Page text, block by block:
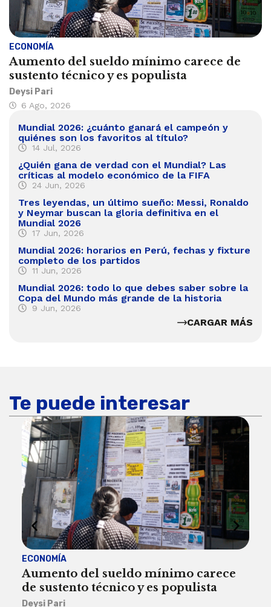
ECONOMÍA
Aumento del sueldo mínimo carece de
sustento técnico y es populista
Deysi Pari
6 Ago, 2026
Mundial 2026: ¿cuánto ganará el campeón y
quiénes son los favoritos al título?
14 Jul, 2026
¿Quién gana de verdad con el Mundial? Las
críticas al modelo económico de la FIFA
24 Jun, 2026
Tres leyendas, un último sueño: Messi, Ronaldo
y Neymar buscan la gloria definitiva en el
Mundial 2026
17 Jun, 2026
Mundial 2026: horarios en Perú, fechas y fixture
completo de los partidos
11 Jun, 2026
Mundial 2026: todo lo que debes saber sobre la
Copa del Mundo más grande de la historia
9 Jun, 2026
CARGAR MÁS
Te puede interesar
ECONOMÍA
Aumento del sueldo mínimo carece
de sustento técnico y es populista
Deysi Pari